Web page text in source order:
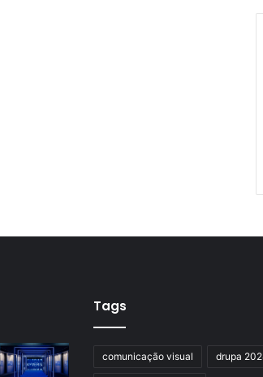
Tags
comunicação visual drupa